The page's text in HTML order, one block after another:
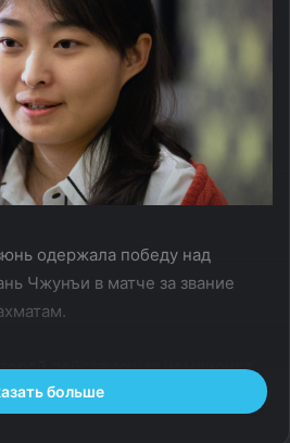
одержала победу над
Чжунъи в матче за звание
действующая чемпионка
белыми фигурами,
больше